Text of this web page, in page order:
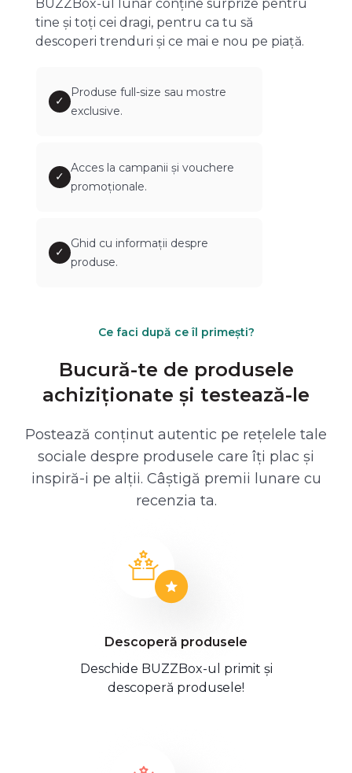
BUZZBox-ul lunar conține surprize pentru
tine și toți cei dragi, pentru ca tu să
descoperi trenduri și ce mai e nou pe piață.
✓
Produse full-size sau mostre
exclusive.
✓
Acces la campanii și vouchere
promoționale.
✓
Ghid cu informații despre
produse.
Ce faci după ce îl primești?
Bucură-te de produsele
achiziționate și testează-le
Postează conținut autentic pe rețelele tale
sociale despre produsele care îți plac și
inspiră-i pe alții. Câștigă premii lunare cu
recenzia ta.
Descoperă produsele
Deschide BUZZBox-ul primit și
descoperă produsele!